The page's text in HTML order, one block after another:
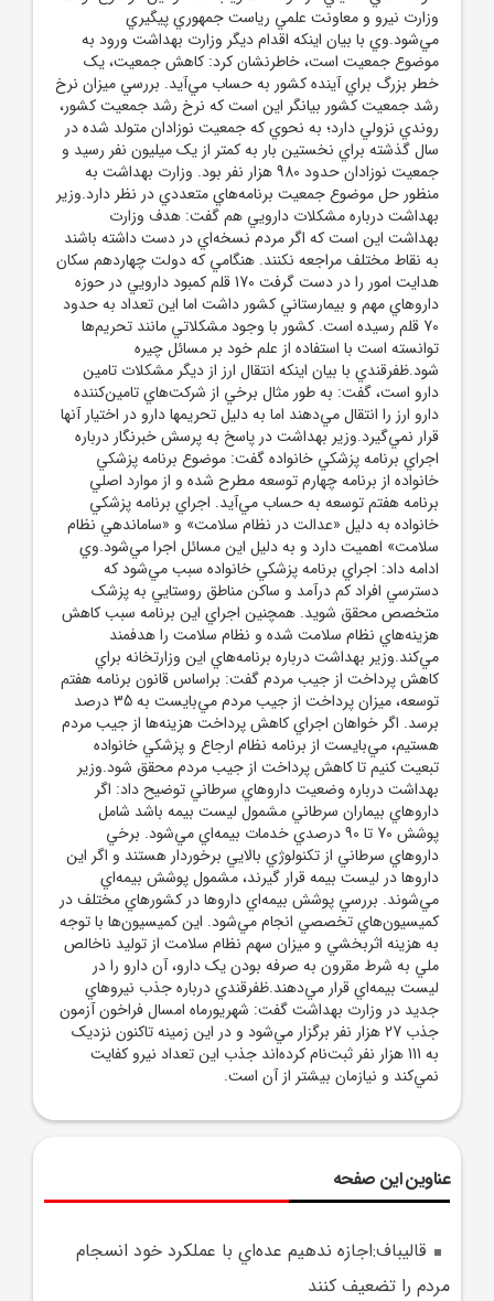
وزارت نيرو و معاونت علمي رياست جمهوري پيگيري
مي‌شود.وي با بيان اينکه اقدام ديگر وزارت بهداشت ورود به
موضوع جمعيت است، خاطرنشان کرد: کاهش جمعيت، يک
خطر بزرگ براي آينده کشور به حساب مي‌آيد. بررسي ميزان نرخ
رشد جمعيت کشور بيانگر اين است که نرخ رشد جمعيت کشور،
روندي نزولي دارد؛ به نحوي که جمعيت نوزادان متولد شده در
سال گذشته براي نخستين بار به کمتر از يک ميليون نفر رسيد و
جمعيت نوزادان حدود 980 هزار نفر بود. وزارت بهداشت به
منظور حل موضوع جمعيت برنامه‌هاي متعددي در نظر دارد.وزير
بهداشت درباره مشکلات دارويي هم گفت: هدف وزارت
بهداشت اين است که اگر مردم نسخه‌اي در دست داشته باشند
به نقاط مختلف مراجعه نکنند. هنگامي که دولت چهاردهم سکان
هدايت امور را در دست گرفت 170 قلم کمبود دارويي در حوزه
داروهاي مهم و بيمارستاني کشور داشت اما اين تعداد به حدود
70 قلم رسيده است. کشور با وجود مشکلاتي مانند تحريم‌ها
توانسته است با استفاده از علم خود بر مسائل چيره
شود.ظفرقندي با بيان اينکه انتقال ارز از ديگر مشکلات تامين
دارو است، گفت: به طور مثال برخي از شرکت‌هاي تامين‌کننده
دارو ارز را انتقال مي‌دهند اما به دليل تحريمها دارو در اختيار آنها
قرار نمي‌گيرد.وزير بهداشت در پاسخ به پرسش خبرنگار درباره
اجراي برنامه پزشکي خانواده گفت: موضوع برنامه پزشکي
خانواده از برنامه چهارم توسعه مطرح شده و از موارد اصلي
برنامه هفتم توسعه به حساب مي‌آيد. اجراي برنامه پزشکي
خانواده به دليل «عدالت در نظام سلامت» و «ساماندهي نظام
سلامت» اهميت دارد و به دليل اين مسائل اجرا مي‌شود.وي
ادامه داد: اجراي برنامه پزشکي خانواده سبب مي‌شود که
دسترسي افراد کم درآمد و ساکن مناطق روستايي به پزشک
متخصص محقق شويد. همچنين اجراي اين برنامه سبب کاهش
هزينه‌هاي نظام سلامت شده و نظام سلامت را هدفمند
مي‌کند.وزير بهداشت درباره برنامه‌هاي اين وزارتخانه براي
کاهش پرداخت از جيب مردم گفت: براساس قانون برنامه هفتم
توسعه، ميزان پرداخت از جيب مردم مي‌بايست به 35 درصد
برسد. اگر خواهان اجراي کاهش پرداخت هزينه‌ها از جيب مردم
هستيم، مي‌بايست از برنامه نظام ارجاع و پزشکي خانواده
تبعيت کنيم تا کاهش پرداخت از جيب مردم محقق شود.وزير
بهداشت درباره وضعيت داروهاي سرطاني توضيح داد: اگر
داروهاي بيماران سرطاني مشمول ليست بيمه باشد شامل
پوشش 70 تا 90 درصدي خدمات بيمه‌اي مي‌شود. برخي
داروهاي سرطاني از تکنولوژي بالايي برخوردار هستند و اگر اين
داروها در ليست بيمه قرار گيرند، مشمول پوشش بيمه‌اي
مي‌شوند. بررسي پوشش بيمه‌اي داروها در کشورهاي مختلف در
کميسيون‌هاي تخصصي انجام مي‌شود. اين کميسيون‌ها با توجه
به هزينه اثربخشي و ميزان سهم نظام سلامت از توليد ناخالص
ملي به شرط مقرون به صرفه بودن يک دارو، آن دارو را در
ليست بيمه‌اي قرار مي‌دهند.ظفرقندي درباره جذب نيروهاي
جديد در وزارت بهداشت گفت: شهريورماه امسال فراخون آزمون
جذب 27 هزار نفر برگزار مي‌شود و در اين زمينه تاکنون نزديک
به 111 هزار نفر ثبت‌نام کرده‌اند جذب اين تعداد نيرو کفايت
نمي‌کند و نيازمان بيشتر از آن است.
عناوین این صفحه
قاليباف:اجازه ندهيم عده‌اي با عملکرد خود انسجام
مردم را تضعيف کنند